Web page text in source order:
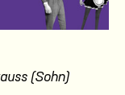
(Sohn)